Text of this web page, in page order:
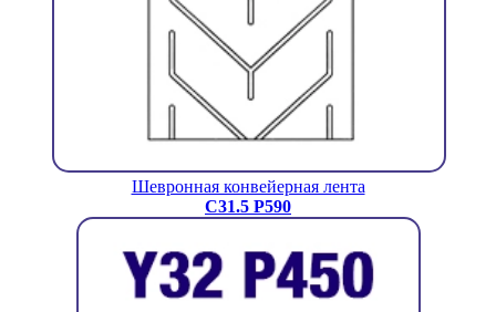
Шевронная конвейерная лента
C31.5 P590